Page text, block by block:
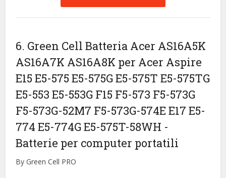
6. Green Cell Batteria Acer AS16A5K
AS16A7K AS16A8K per Acer Aspire
E15 E5-575 E5-575G E5-575T E5-575TG
E5-553 E5-553G F15 F5-573 F5-573G
F5-573G-52M7 F5-573G-574E E17 E5-
774 E5-774G E5-575T-58WH -
Batterie per computer portatili
By Green Cell PRO